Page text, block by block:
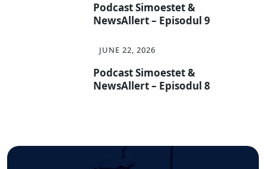
Podcast Simoestet &
NewsAllert – Episodul 9
Podcast Simoestet &
NewsAllert – Episodul 8
JUNE 22, 2026